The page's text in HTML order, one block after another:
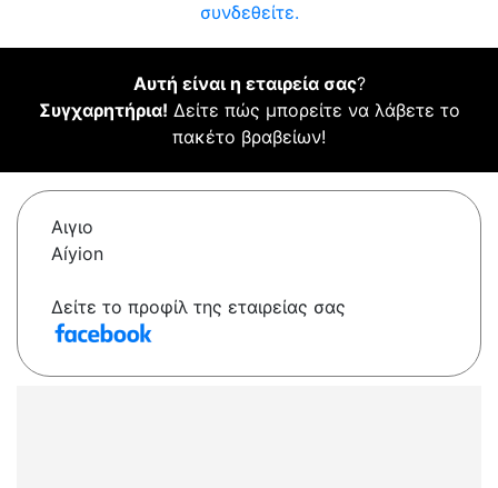
συνδεθείτε.
Αυτή είναι η εταιρεία σας?
Συγχαρητήρια! Δείτε πώς μπορείτε να λάβετε το
πακέτο βραβείων!
Αιγιο
Aíyion
Δείτε το προφίλ της εταιρείας σας